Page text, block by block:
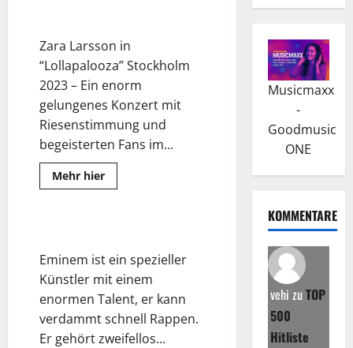
Zara Larsson in
“Lollapalooza” Stockholm
2023 – Ein enorm
gelungenes Konzert mit
Riesenstimmung und
begeisterten Fans im...
Mehr hierRead
more
Concert
Eminem ist ein spezieller
Künstler mit einem
enormen Talent, er kann
verdammt schnell Rappen.
Er gehört zweifellos...
Musicmaxx
-
Goodmusic
ONE
KOMMENTARE
vehi zu TOP
500
Hitliste